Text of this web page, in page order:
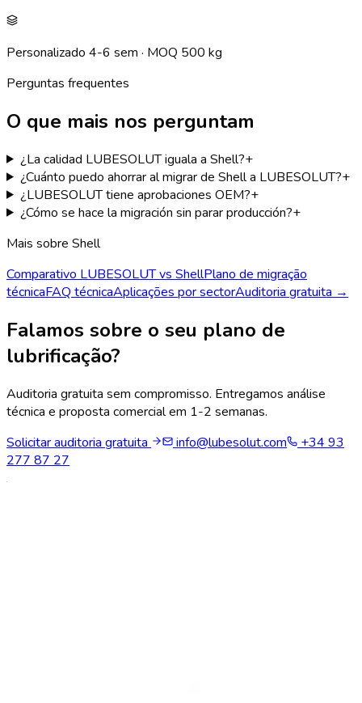
Personalizado 4-6 sem · MOQ 500 kg
Perguntas frequentes
O que mais nos perguntam
¿La calidad LUBESOLUT iguala a Shell?+
¿Cuánto puedo ahorrar al migrar de Shell a LUBESOLUT?+
¿LUBESOLUT tiene aprobaciones OEM?+
¿Cómo se hace la migración sin parar producción?+
Mais sobre Shell
Comparativo LUBESOLUT vs ShellPlano de migração
técnicaFAQ técnicaAplicações por sectorAuditoria gratuita →
Falamos sobre o seu plano de
lubrificação?
Auditoria gratuita sem compromisso. Entregamos análise
técnica e proposta comercial em 1-2 semanas.
Solicitar auditoria gratuita
info@lubesolut.com
+34 93
277 87 27